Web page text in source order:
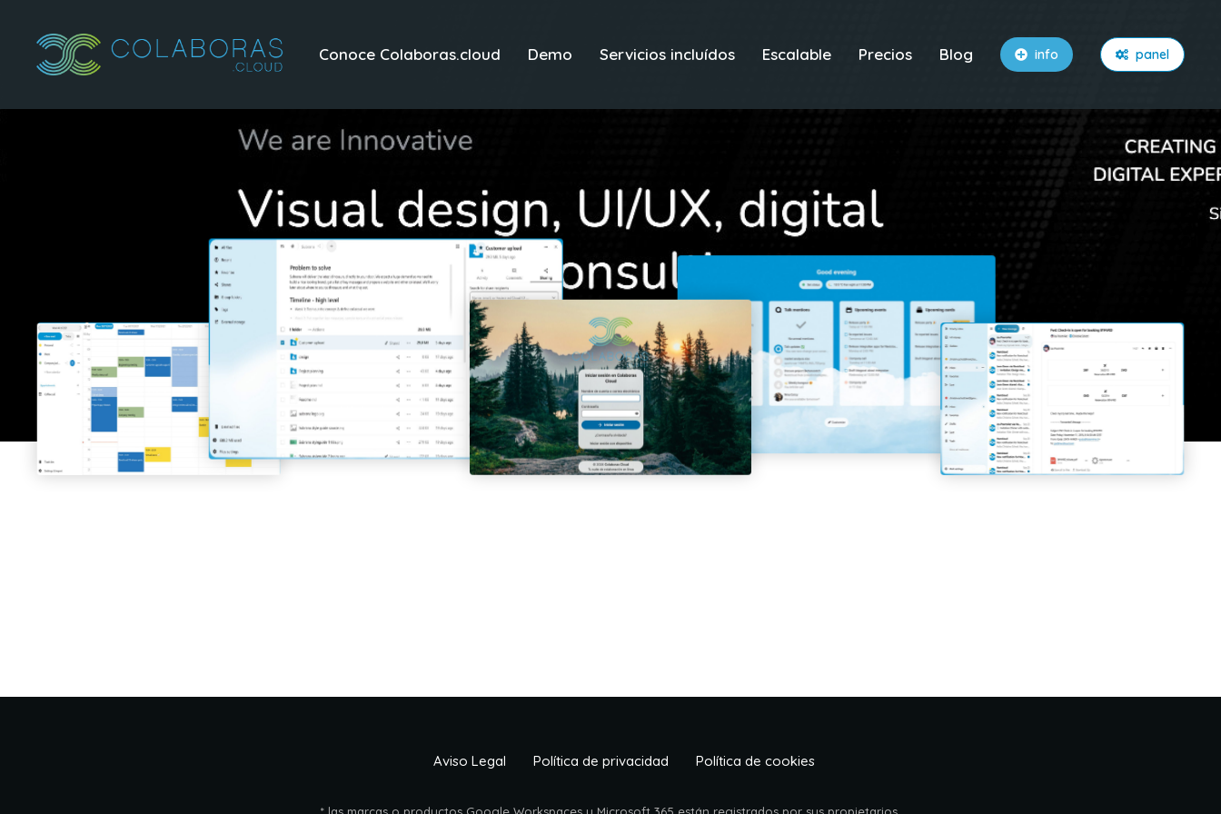
Conoce Colaboras.cloud Demo Servicios incluídos Escalable Precios Blog info panel
Aviso Legal Política de privacidad Política de cookies